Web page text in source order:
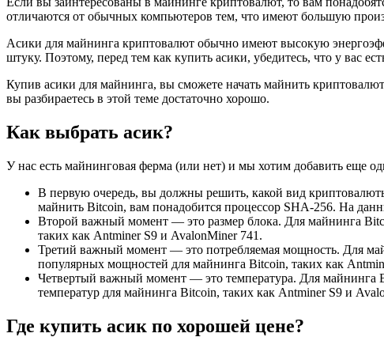
отличаются от обычных компьютеров тем, что имеют большую
Асики для майнинга криптовалют обычно имеют высокую
штуку. Поэтому, перед тем как купить асики, убедитесь, что у вас
Купив асики для майнинга, вы сможете начать майнить
вы разбираетесь в этой теме достаточно хорошо.
Как выбрать асик?
У нас есть майнинговая ферма (или нет) и мы хотим добавить еще
В первую очередь, вы должны решить, какой вид
майнить Bitcoin, вам понадобится процессор SHA-256. На
Второй важный момент — это размер блока. Для майнинга
таких как Antminer S9 и AvalonMiner 741.
Третий важный момент — это потребляемая мощность. Для
популярных мощностей для майнинга Bitcoin, таких как
Четвертый важный момент — это температура. Для майнинга
температур для майнинга Bitcoin, таких как Antminer S9 и
Где купить асик по хорошей цене?